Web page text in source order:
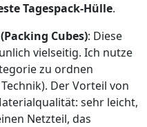
Tagespack-Hülle.
Cubes): Diese
vielseitig. Ich nutze
zu ordnen
Der Vorteil von
sehr leicht,
Netzteil, das